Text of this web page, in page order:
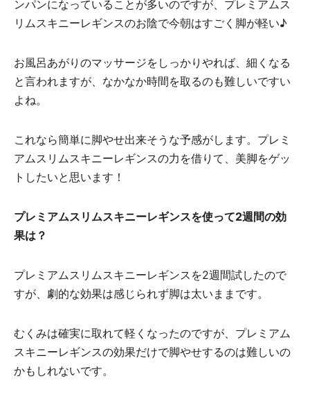
ンパンになっていることが多いのですが、プレミアムス
リムスキニーレギンスのお陰で今朝はすごく脚が軽い♪
お風呂あがりのマッサージをしっかりやれば、細くなる
と言われますが、なかなか時間を取るのも難しいですい
よね。
これなら簡単に脚やせ出来そうな予感がします。プレミ
アムスリムスキニーレギンスの力を借りて、美脚をゲッ
トしたいと思います！
プレミアムスリムスキニーレギンスを使って2週間の効
果は？
プレミアムスリムスキニーレギンスを2週間試したので
すが、劇的な効果は感じられず脚は太いままです。
むくみは確実に取れて軽くなったのですが、プレミアム
スキニーレギンスの効果だけで脚やせするのは難しいの
かもしれないです。